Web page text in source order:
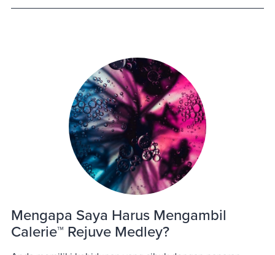
Mengapa Saya Harus Mengambil
Calerie™ Rejuve Medley?